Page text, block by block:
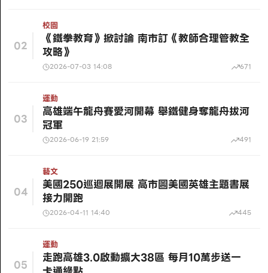
02
校園
《鐵拳教育》掀討論 南市訂《教師合理管教全
攻略》
2026-07-03 14:08 671
03
運動
高雄端午龍舟賽愛河開幕 舉鐵健身奪龍舟拔河
冠軍
2026-06-19 21:59 491
04
藝文
美國250巡迴展開展 高市圖美國英雄主題書展
接力開跑
2026-04-11 14:40 445
05
運動
走跑高雄3.0啟動擴大38區 每月10萬步送一